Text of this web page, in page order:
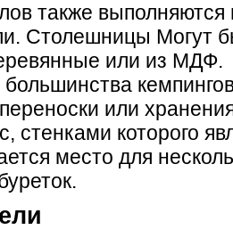
также
Столешницы Могут
или из МДФ.
большинства
или
стенками которого
место для